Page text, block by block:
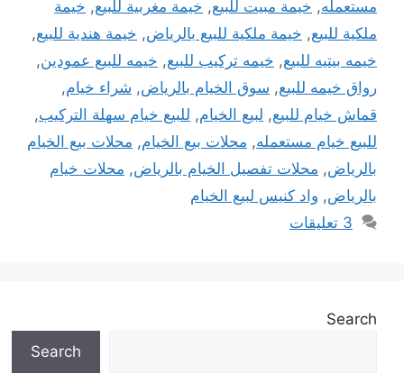
مستعمله, خيمة مبيت للبيع, خيمة مغربية للبيع, خيمة
ملكية للبيع, خيمة ملكية للبيع بالرياض, خيمة هندية للبيع,
خيمه بيتيه للبيع, خيمه تركيب للبيع, خيمه للبيع عمودين,
رواق خيمه للبيع, سوق الخيام بالرياض, شراء خيام,
قماش خيام للبيع, لبيع الخيام, للبيع خيام سهلة التركيب,
للبيع خيام مستعمله, محلات بيع الخيام, محلات بيع الخيام
بالرياض, محلات تفصيل الخيام بالرياض, محلات خيام
بالرياض, واد كنيس لبيع الخيام
3 تعليقات
Search
Search